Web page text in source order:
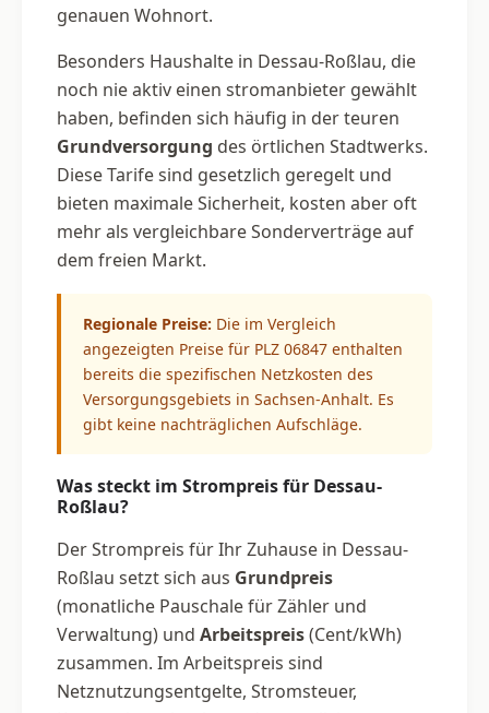
genauen Wohnort.
Besonders Haushalte in Dessau-Roßlau, die
noch nie aktiv einen stromanbieter gewählt
haben, befinden sich häufig in der teuren
Grundversorgung des örtlichen Stadtwerks.
Diese Tarife sind gesetzlich geregelt und
bieten maximale Sicherheit, kosten aber oft
mehr als vergleichbare Sonderverträge auf
dem freien Markt.
Regionale Preise: Die im Vergleich
angezeigten Preise für PLZ 06847 enthalten
bereits die spezifischen Netzkosten des
Versorgungsgebiets in Sachsen-Anhalt. Es
gibt keine nachträglichen Aufschläge.
Was steckt im Strompreis für Dessau-
Roßlau?
Der Strompreis für Ihr Zuhause in Dessau-
Roßlau setzt sich aus Grundpreis
(monatliche Pauschale für Zähler und
Verwaltung) und Arbeitspreis(Cent/kWh)
zusammen. Im Arbeitspreis sind
Netznutzungsentgelte, Stromsteuer,